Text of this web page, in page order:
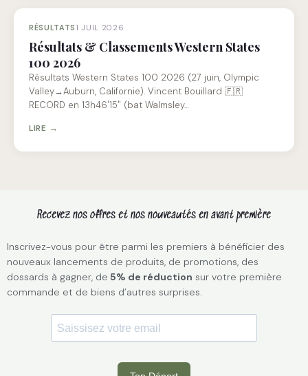
RÉSULTATS 1 JUIL 2026
Résultats & Classements Western States
100 2026
Résultats Western States 100 2026 (27 juin, Olympic
Valley→Auburn, Californie). Vincent Bouillard 🇫🇷
RECORD en 13h46'15" (bat Walmsley…
LIRE →
Recevez nos offres et nos nouveautés en avant première
Inscrivez-vous pour être parmi les premiers à bénéficier des
nouveaux lancements de produits, de promotions, des
dossards à gagner, de 5% de réduction sur votre première
commande et de biens d’autres surprises.